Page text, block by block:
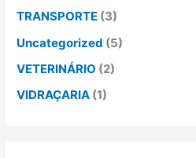
TRANSPORTE (3)
Uncategorized (5)
VETERINÁRIO (2)
VIDRAÇARIA (1)